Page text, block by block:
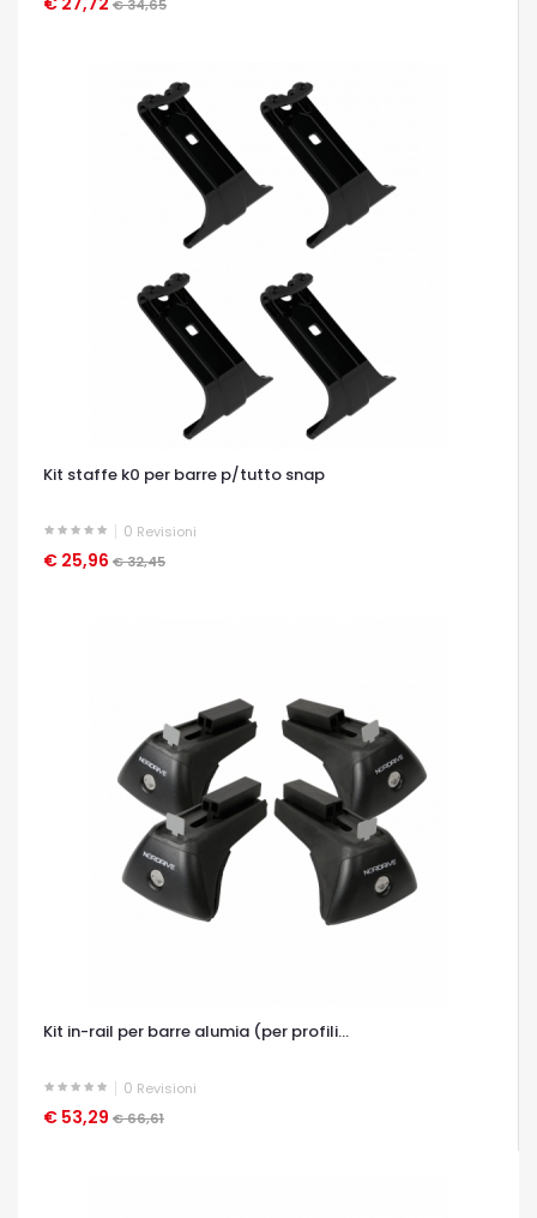
€ 34,65
Kit staffe k0 per barre p/tutto snap
0 Revisioni
€ 25,96 € 32,45
OCCHIATA VELOCE
Kit in-rail per barre alumia (per profili...
0 Revisioni
€ 53,29 € 66,61
OCCHIATA VELOCE